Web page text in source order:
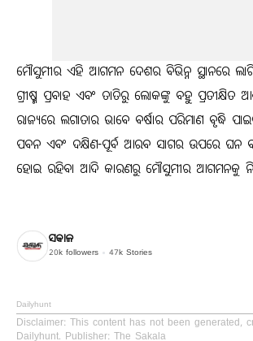
ମୌସୁମୀର ଏହି ଆଗମନ ଦେଶର ବିଭିନ୍ନ ସ୍ଥାନରେ
ଗ୍ରୀଷ୍ମ ପ୍ରବାହ ଏବଂ ତାତିରୁ ଲୋକଙ୍କୁ ବହୁ ପ୍ରତୀକ୍ଷିତ
ରାଜ୍ୟରେ ଲଗାତାର ଭାବେ ବର୍ଷାର ପରିମାଣ ବୃଦ୍ଧି
ପବନ ଏବଂ ଦକ୍ଷିଣ-ପୂର୍ବ ଆରବ ସାଗର ଉପରେ ଘନ
ହୋଇ ରହିବା ଆଦି କାରଣରୁ ମୌସୁମୀର ଆଗମନକୁ
ସକାଳ
20k followers 47k Stories
Dailyhunt
Disclaimer: This content has not been generated,
Dailyhunt. Publisher: The Sakala